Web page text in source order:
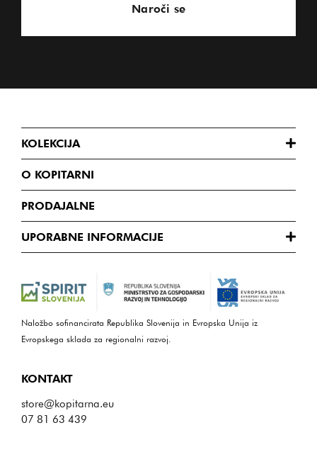
Naroči se
KOLEKCIJA
O KOPITARNI
PRODAJALNE
UPORABNE INFORMACIJE
Naložbo sofinancirata Republika Slovenija in Evropska Unija iz
Evropskega sklada za regionalni razvoj.
KONTAKT
store@kopitarna.eu
07 81 63 439